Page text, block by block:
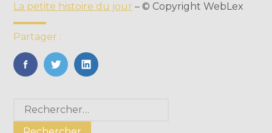
La petite histoire du jour – © Copyright WebLex
Partager :
FaceBook
TwitterLinkedIn
Blog
sidebar
Rechercher :